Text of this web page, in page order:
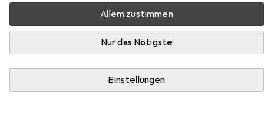
Allem zustimmen
Nur das Nötigste
Einstellungen
Hier findest du passendes Zubehör zum Produkt Vileda
Viva Dry Multiflex aus den Kategorien Zubehör Bügeln +
Wäschepflege und Kleiderbügel.
Zubehör Bügeln + Wäschepflege